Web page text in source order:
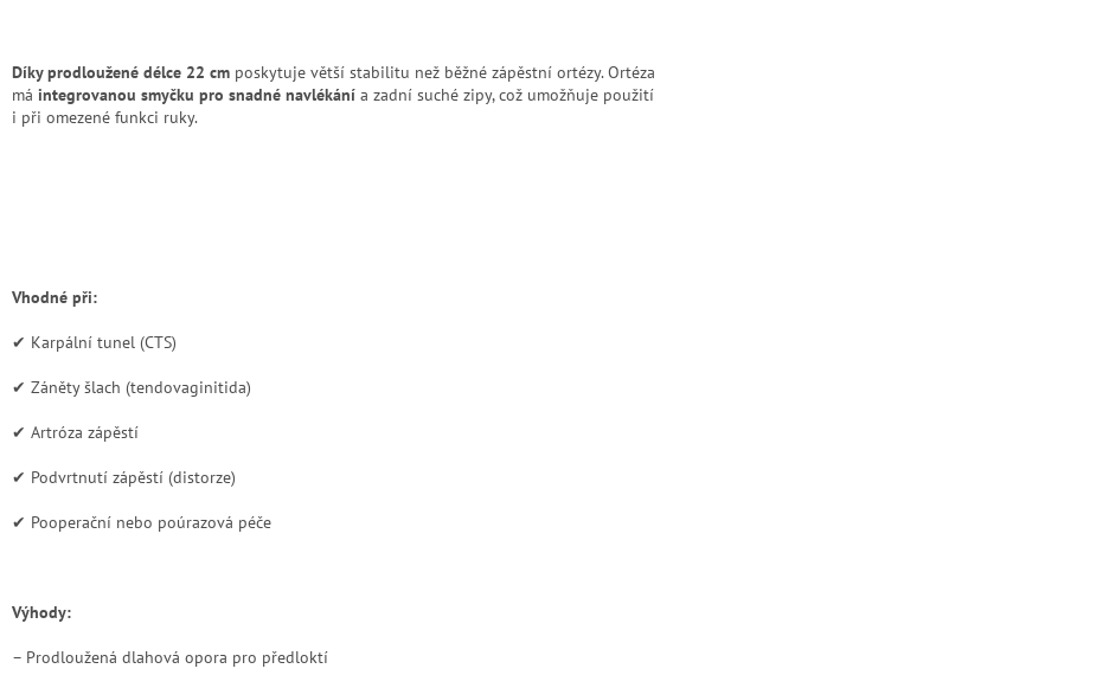
Díky prodloužené délce 22 cm poskytuje větší stabilitu než běžné zápěstní ortézy. Ortéza
má integrovanou smyčku pro snadné navlékání a zadní suché zipy, což umožňuje použití
i při omezené funkci ruky.
Vhodné při:
✔ Karpální tunel (CTS)
✔ Záněty šlach (tendovaginitida)
✔ Artróza zápěstí
✔ Podvrtnutí zápěstí (distorze)
✔ Pooperační nebo poúrazová péče
Výhody:
– Prodloužená dlahová opora pro předloktí